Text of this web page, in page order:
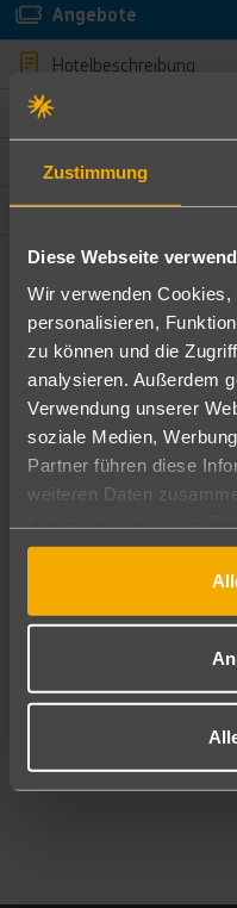
Zustimmung
Diese Webseite
Wir verwenden
personalisieren,
zu können und die
analysieren. Außerdem
Verwendung unserer
soziale Medien,
Partner führen diese
weiteren Daten
gesammelt haben.
Angebote
Hotelbeschreibung
Hotelmerkmale
Bewertungen
Lage und Umgebung
Angebote filtern
Ändere die Kriterien nach
Pauschal
Abflughafen
Reisezeitraum
08.08.26–
2 Erwachsene